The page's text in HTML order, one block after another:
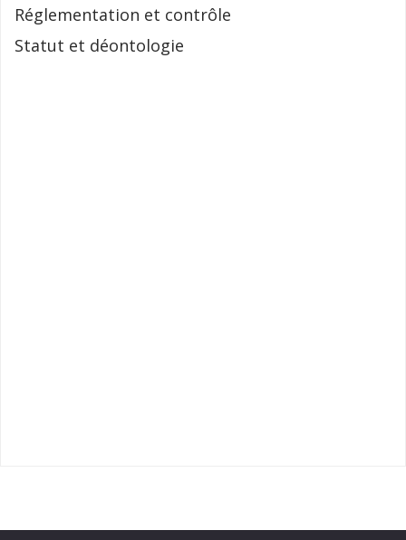
Réglementation et contrôle
Statut et déontologie